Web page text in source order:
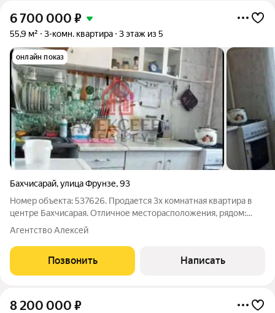
6 700 000 ₽
55,9 м² 3-комн. квартира 3 этаж из 5
онлайн показ
Бахчисарай,улица Фрунзе,93
Номер объекта: 537626. Продается 3х комнатная квартира в
центре Бахчисарая. Отличное месторасположения, рядом:
школа, детские сады, рынок, отделение почты и банков,
детского развития, салоны
Агентство Алексей
Позвонить Написать
8 200 000 ₽